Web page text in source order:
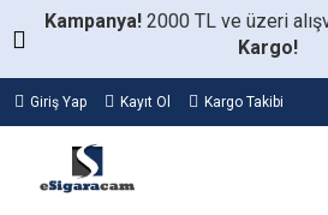
Kampanya! 2000 TL ve üzeri
Kargo!
Giriş Yap Kayıt Ol Kargo Takibi